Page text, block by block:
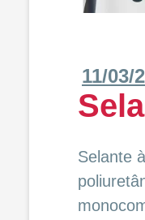
11/03/
Selante